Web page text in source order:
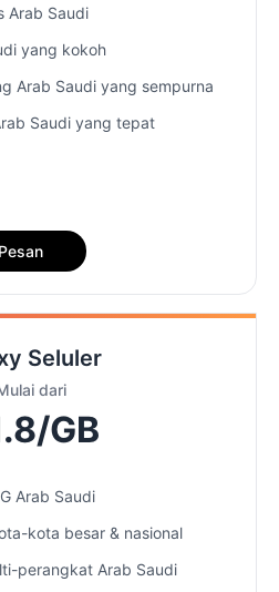
Arab Saudi
yang kokoh
Arab Saudi yang sempurna
Saudi yang tepat
Pesan
Seluler
dari
GB
Arab Saudi
kota besar & nasional
perangkat Arab Saudi